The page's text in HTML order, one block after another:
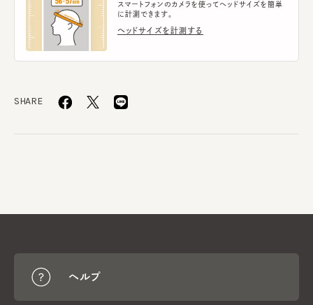
スマートフォンのカメラを使ってヘッドサイズを簡単
に計測できます。
ヘッドサイズを計測する
SHARE
ヘルプ